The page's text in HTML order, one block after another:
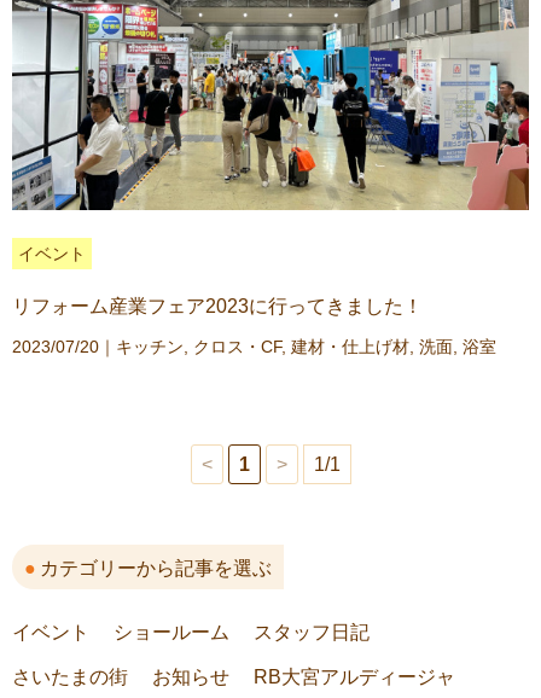
イベント
リフォーム産業フェア2023に行ってきました！
2023/07/20｜ キッチン クロス・CF, 建材・仕上げ材 洗面 浴室
< 1 > 1/1
カテゴリーから記事を選ぶ
イベント ショールーム スタッフ日記
さいたまの街 お知らせ RB大宮アルディージャ